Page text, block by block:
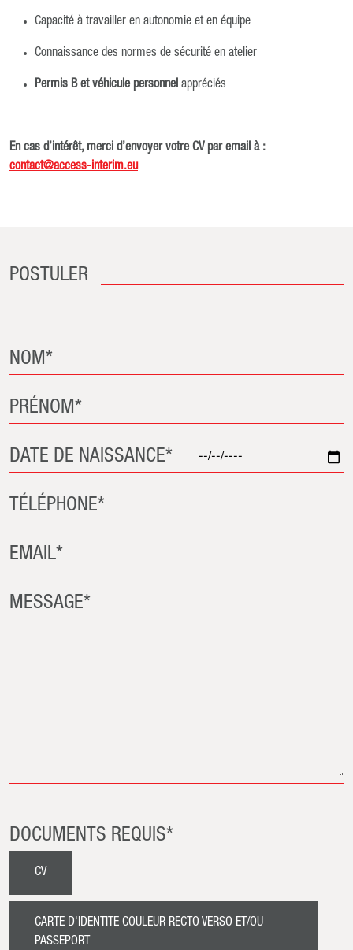
Capacité à travailler en autonomie et en équipe
Connaissance des normes de sécurité en atelier
Permis B et véhicule personnel appréciés
En cas d’intérêt, merci d’envoyer votre CV par email à :
contact@access-interim.eu
POSTULER
NOM*
PRÉNOM*
DATE DE NAISSANCE*
TÉLÉPHONE*
EMAIL*
MESSAGE*
DOCUMENTS REQUIS*
CV
CARTE D'IDENTITE COULEUR RECTO VERSO ET/OU
PASSEPORT